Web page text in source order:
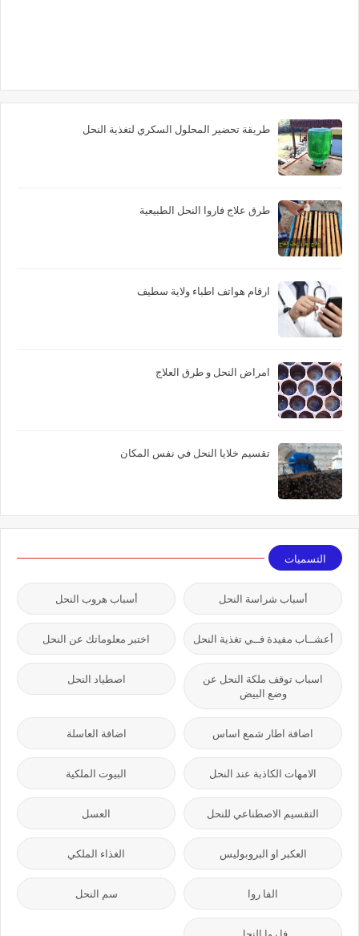
طريقة تحضير المحلول السكري لتغذية النحل
طرق علاج فاروا النحل الطبيعية
ارقام هواتف اطباء ولاية سطيف
امراض النحل و طرق العلاج
تقسيم خلايا النحل في نفس المكان
التسميات
أسباب شراسة النحل أسباب هروب النحل
أعشــاب مفيدة فــي تغذية النحل اختبر معلوماتك عن النحل
اسباب توقف ملكة النحل عن
وضع البيض
اصطياد النحل
اضافة اطار شمع اساس اضافة العاسلة
الامهات الكاذبة عند النحل البيوت الملكية
التقسيم الاصطناعي للنحل العسل
العكبر او البروبوليس الغذاء الملكي
الفا روا سم النحل